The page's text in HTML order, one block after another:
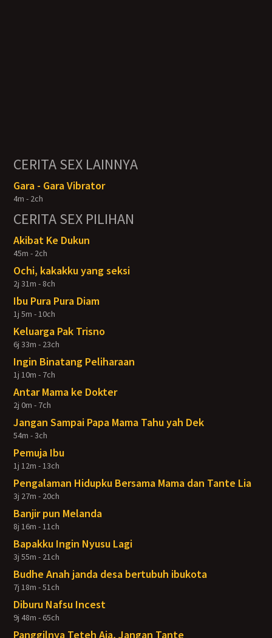
CERITA SEX LAINNYA
Gara - Gara Vibrator
4m - 2ch
CERITA SEX PILIHAN
Akibat Ke Dukun
45m - 2ch
Ochi, kakakku yang seksi
2j 31m - 8ch
Ibu Pura Pura Diam
1j 5m - 10ch
Keluarga Pak Trisno
6j 33m - 23ch
Ingin Binatang Peliharaan
1j 10m - 7ch
Antar Mama ke Dokter
2j 0m - 7ch
Jangan Sampai Papa Mama Tahu yah Dek
54m - 3ch
Pemuja Ibu
1j 12m - 13ch
Pengalaman Hidupku Bersama Mama dan Tante Lia
3j 27m - 20ch
Banjir pun Melanda
8j 16m - 11ch
Bapakku Ingin Nyusu Lagi
3j 55m - 21ch
Budhe Anah janda desa bertubuh ibukota
7j 18m - 51ch
Diburu Nafsu Incest
9j 48m - 65ch
Panggilnya Teteh Aja, Jangan Tante